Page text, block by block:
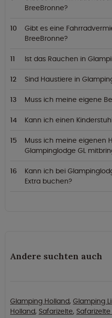
BreeBronne?
Gibt es eine
BreeBronne?
Ist das Rauchen in
Sind Haustiere in
Muss ich meine eigene
Kann ich einen
Muss ich meine eigenen
Glampinglodge GL
Kann ich bei
Extra buchen?
Andere suchten auch
Glamping Holland, Glamping
Holland, Safarizelte,